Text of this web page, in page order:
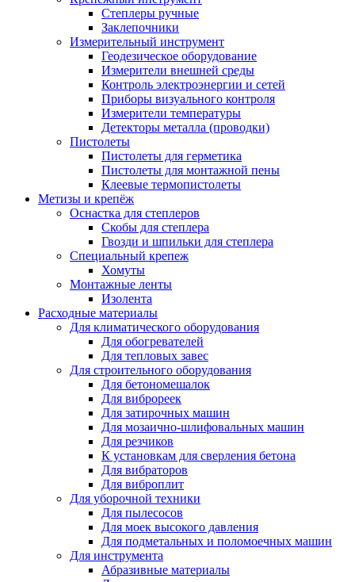
Степлеры ручные
Заклепочники
Измерительный инструмент
Геодезическое оборудование
Измерители внешней среды
Контроль электроэнергии и сетей
Приборы визуального контроля
Измерители температуры
Детекторы металла (проводки)
Пистолеты
Пистолеты для герметика
Пистолеты для монтажной пены
Клеевые термопистолеты
Метизы и крепёж
Оснастка для степлеров
Скобы для степлера
Гвозди и шпильки для степлера
Специальный крепеж
Хомуты
Монтажные ленты
Изолента
Расходные материалы
Для климатического оборудования
Для обогревателей
Для тепловых завес
Для строительного оборудования
Для бетономешалок
Для виброреек
Для затирочных машин
Для мозаично-шлифовальных машин
Для резчиков
К установкам для сверления бетона
Для вибраторов
Для виброплит
Для уборочной техники
Для пылесосов
Для моек высокого давления
Для подметальных и поломоечных машин
Для инструмента
Абразивные материалы